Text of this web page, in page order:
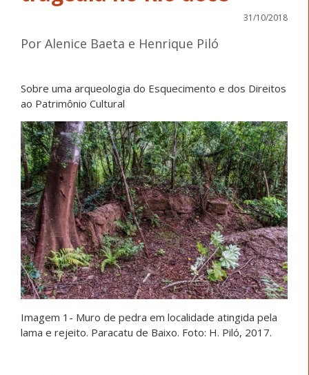
31/10/2018
Por Alenice Baeta e Henrique Piló
Sobre uma arqueologia do Esquecimento e dos Direitos
ao Patrimônio Cultural
Imagem 1- Muro de pedra em localidade atingida pela
lama e rejeito. Paracatu de Baixo. Foto: H. Piló, 2017.